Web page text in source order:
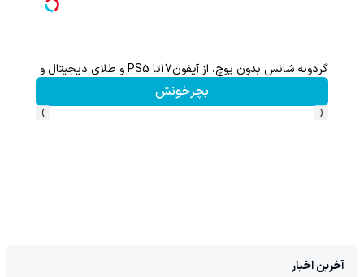
کردن کار سختی نیست !! با خرید اول از گریم 200 سوت هدیه بگیر
‹
›
آخرین اخبار